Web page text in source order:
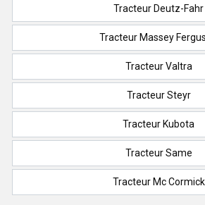
Tracteur Deutz-Fahr
Tracteur Massey
Tracteur Valtra
Tracteur Steyr
Tracteur Kubota
Tracteur Same
Tracteur Mc Cormick